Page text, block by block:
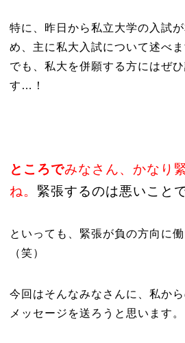
特に、昨日から私立大学の入試
め、主に私大入試について述べ
でも、私大を併願する方にはぜ
す…！
ところでみなさん、かなり
ね。 緊張するのは悪いこと
といっても、緊張が負の方向に
（笑）
今回はそんなみなさんに、私か
メッセージを送ろうと思います。